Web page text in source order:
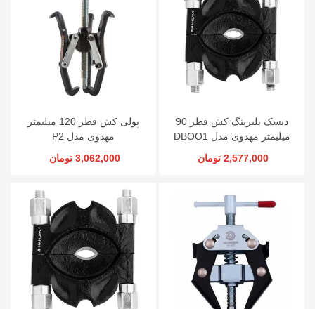
دیسک بلبرینگ کش قطر 90
میلیمتر مهدوی مدل DBOO1
2,577,000 تومان
پولی کش قطر 120 میلیمتر
مهدوی مدل P2
3,062,000 تومان